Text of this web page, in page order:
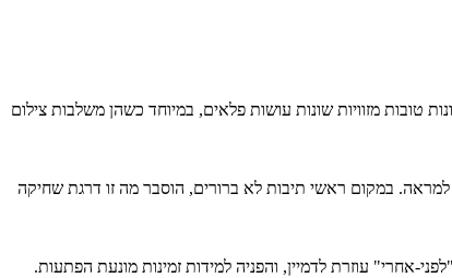
מזוויות שונות עושות פלאים, במיוחד כשהן משלבות צילום
למראה. במקום ראשי תיבות לא ברורים, הוסבר מה זו דרגת שחיקה
אחרי" עוזרת לדמיין, והפניה למידות זמינות מונעת הפתעות.